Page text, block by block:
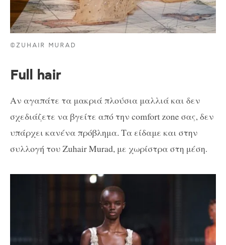
©ZUHAIR MURAD
Full hair
Αν αγαπάτε τα μακριά πλούσια μαλλιά και δεν
σχεδιάζετε να βγείτε από την comfort zone σας, δεν
υπάρχει κανένα πρόβλημα. Τα είδαμε και στην
συλλογή του Zuhair Murad, με χωρίστρα στη μέση.